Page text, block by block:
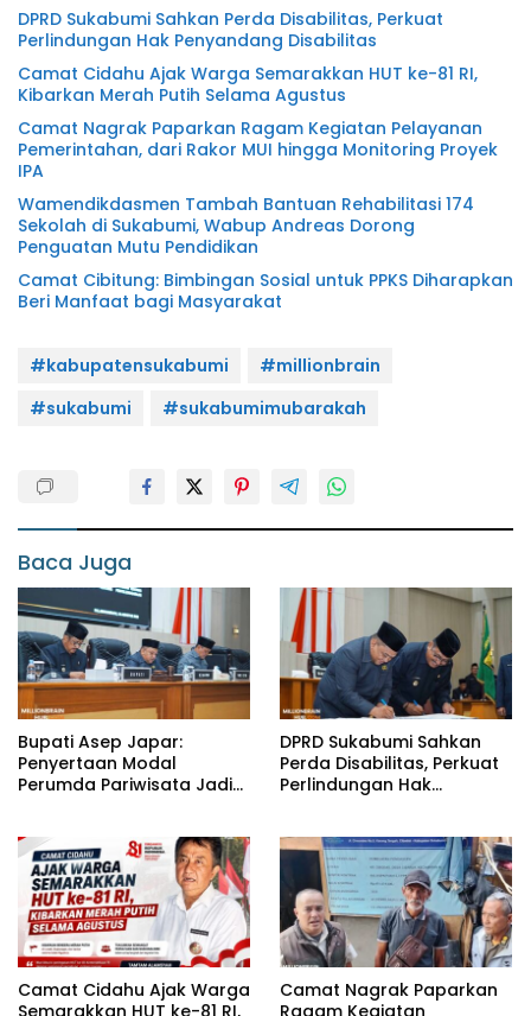
DPRD Sukabumi Sahkan Perda Disabilitas, Perkuat
Perlindungan Hak Penyandang Disabilitas
Camat Cidahu Ajak Warga Semarakkan HUT ke-81 RI,
Kibarkan Merah Putih Selama Agustus
Camat Nagrak Paparkan Ragam Kegiatan Pelayanan
Pemerintahan, dari Rakor MUI hingga Monitoring Proyek
IPA
Wamendikdasmen Tambah Bantuan Rehabilitasi 174
Sekolah di Sukabumi, Wabup Andreas Dorong
Penguatan Mutu Pendidikan
Camat Cibitung: Bimbingan Sosial untuk PPKS Diharapkan
Beri Manfaat bagi Masyarakat
#kabupatensukabumi
#millionbrain
#sukabumi
#sukabumimubarakah
Baca Juga
Bupati Asep Japar:
Penyertaan Modal
Perumda Pariwisata Jadi
DPRD Sukabumi Sahkan
Perda Disabilitas, Perkuat
Perlindungan Hak
Camat Cidahu Ajak Warga
Semarakkan HUT ke-81 RI,
Camat Nagrak Paparkan
Ragam Kegiatan